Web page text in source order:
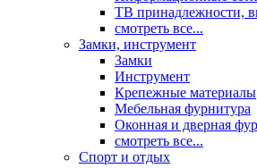
ТВ принадлежности,
смотреть все...
Замки, инструмент
Замки
Инструмент
Крепежные материалы
Мебельная фурнитура
Оконная и дверная
смотреть все...
Спорт и отдых